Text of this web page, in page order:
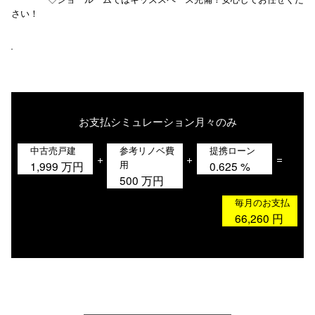
さい！
お支払シミュレーション月々のみ
中古売戸建
1,999 万円 +
参考リノベ費
用
500 万円
+
提携ローン
0.625 % =
毎月のお支払
66,260 円